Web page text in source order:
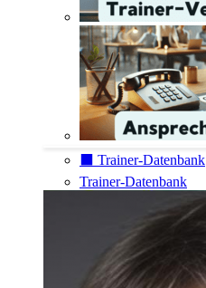
⬛️ Trainer-Datenbank
Trainer-Datenbank